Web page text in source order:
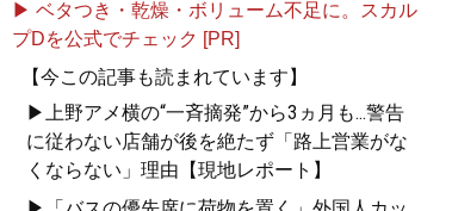
▶ ベタつき・乾燥・ボリューム不足に。スカル
プDを公式でチェック [PR]
【今この記事も読まれています】
▶上野アメ横の“一斉摘発”から3ヵ月も...警告
に従わない店舗が後を絶たず「路上営業がな
くならない」理由【現地レポート】